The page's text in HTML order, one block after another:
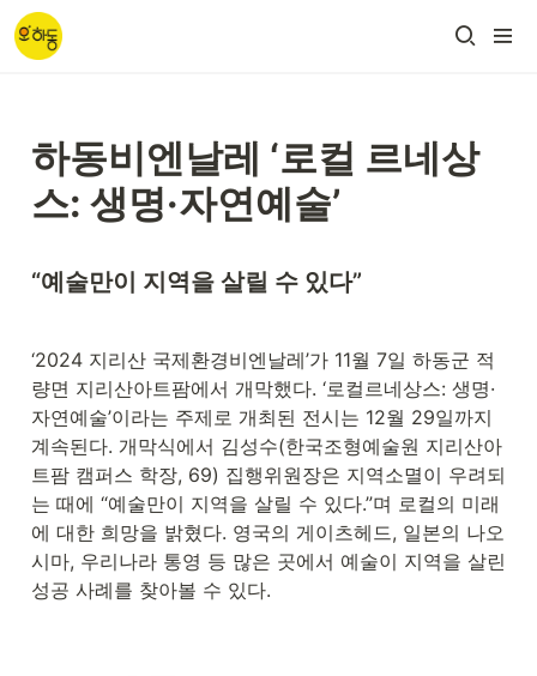
하동비엔날레 ‘로컬 르네상
스: 생명·자연예술’
“예술만이 지역을 살릴 수 있다”
‘2024 지리산 국제환경비엔날레’가 11월 7일 하동군 적
량면 지리산아트팜에서 개막했다. ‘로컬르네상스: 생명·
자연예술’이라는 주제로 개최된 전시는 12월 29일까지
계속된다. 개막식에서 김성수(한국조형예술원 지리산아
트팜 캠퍼스 학장, 69) 집행위원장은 지역소멸이 우려되
는 때에 “예술만이 지역을 살릴 수 있다.”며 로컬의 미래
에 대한 희망을 밝혔다. 영국의 게이츠헤드, 일본의 나오
시마, 우리나라 통영 등 많은 곳에서 예술이 지역을 살린
성공 사례를 찾아볼 수 있다.